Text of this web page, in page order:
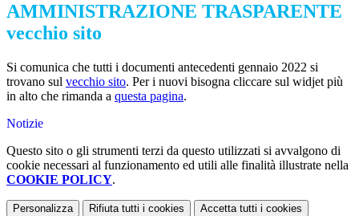
AMMINISTRAZIONE TRASPARENTE
vecchio sito
Si comunica che tutti i documenti antecedenti gennaio 2022 si
trovano sul vecchio sito. Per i nuovi bisogna cliccare sul widjet più
in alto che rimanda a questa pagina.
Notizie
Questo sito o gli strumenti terzi da questo utilizzati si avvalgono di
cookie necessari al funzionamento ed utili alle finalità illustrate nella
COOKIE POLICY.
Personalizza Rifiuta tutti i cookies Accetta tutti i cookies